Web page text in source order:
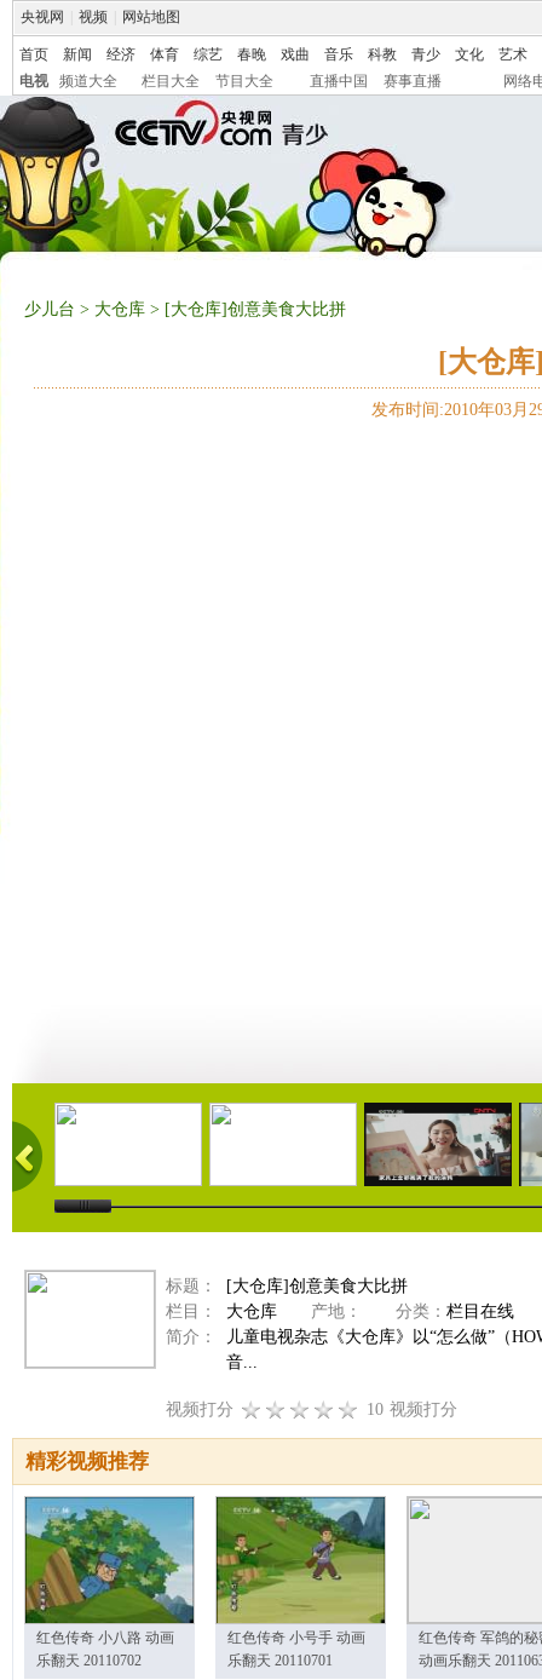
央视网 视频 网站地图
首页 新闻 经济 体育 综艺 春晚 戏曲 音乐 科教 青少 文化
艺术
电视
频道大全 栏目大全 节目大全 直播中国 赛事直播 网络
少儿台 > 大仓库 > [大仓库]创意美食大比拼
[大仓
发布时间:2010年03月
01:34 11:58 14:38
标题：
[大仓库]创意美食大比拼
栏目：
大仓库 产地： 分类： 栏目在线
简介：
儿童电视杂志《大仓库》以“怎么做”（
音...
视频打分 10 视频打分
精彩视频推荐
红色传奇 小八路 动画
乐翻天 20110702
红色传奇 小号手 动画
乐翻天 20110701
红色传奇 军鸽的秘
动画乐翻天